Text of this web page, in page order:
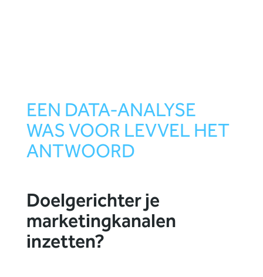
EEN DATA-ANALYSE
WAS VOOR LEVVEL HET
ANTWOORD
Doelgerichter je
marketingkanalen
inzetten?